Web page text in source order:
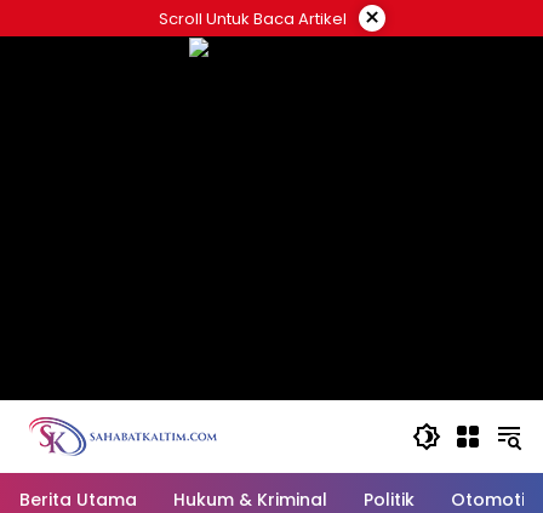
to
Scroll Untuk Baca Artikel ×
Berita Utama Hukum & Kriminal Politik Otomotif